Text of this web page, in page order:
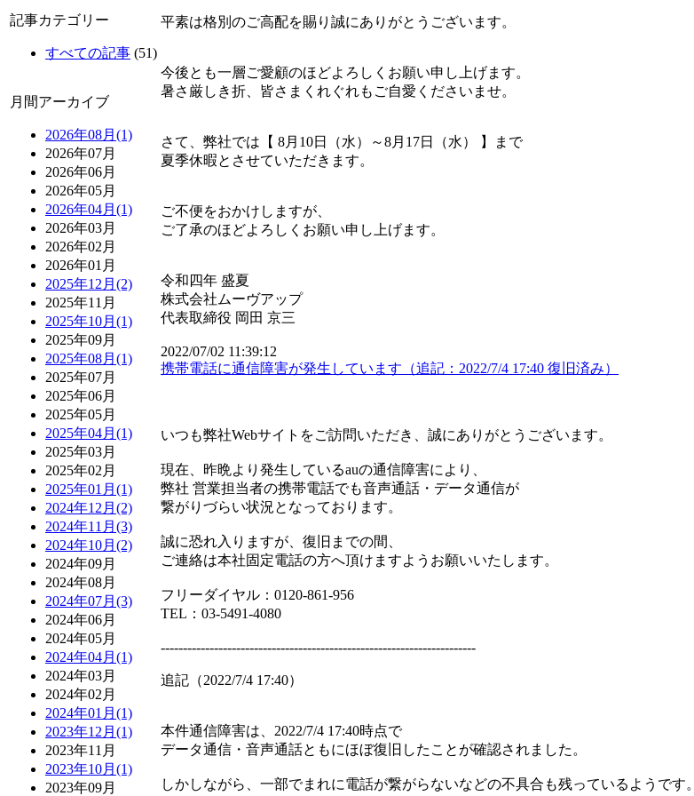
記事カテゴリー
すべての記事 (51)
月間アーカイブ
2026年08月(1)
2026年07月
2026年06月
2026年05月
2026年04月(1)
2026年03月
2026年02月
2026年01月
2025年12月(2)
2025年11月
2025年10月(1)
2025年09月
2025年08月(1)
2025年07月
2025年06月
2025年05月
2025年04月(1)
2025年03月
2025年02月
2025年01月(1)
2024年12月(2)
2024年11月(3)
2024年10月(2)
2024年09月
2024年08月
2024年07月(3)
2024年06月
2024年05月
2024年04月(1)
2024年03月
2024年02月
2024年01月(1)
2023年12月(1)
2023年11月
2023年10月(1)
2023年09月
平素は格別のご高配を賜り誠にありがとうございます。
今後とも一層ご愛顧のほどよろしくお願い申し上げます。
暑さ厳しき折、皆さまくれぐれもご自愛くださいませ。
さて、弊社では【 8月10日（水）～8月17日（水） 】まで
夏季休暇とさせていただきます。
ご不便をおかけしますが、
ご了承のほどよろしくお願い申し上げます。
令和四年 盛夏
株式会社ムーヴアップ
代表取締役 岡田 京三
2022/07/02 11:39:12
携帯電話に通信障害が発生しています（追記：2022/7/4 17:40 復旧済み）
いつも弊社Webサイトをご訪問いただき、誠にありがとうございます。
現在、昨晩より発生しているauの通信障害により、
弊社 営業担当者の携帯電話でも音声通話・データ通信が
繋がりづらい状況となっております。
誠に恐れ入りますが、復旧までの間、
ご連絡は本社固定電話の方へ頂けますようお願いいたします。
フリーダイヤル：0120-861-956
TEL：03-5491-4080
-----------------------------------------------------------------------
追記（2022/7/4 17:40）
本件通信障害は、2022/7/4 17:40時点で
データ通信・音声通話ともにほぼ復旧したことが確認されました。
しかしながら、一部でまれに電話が繋がらないなどの不具合も残っているようです。